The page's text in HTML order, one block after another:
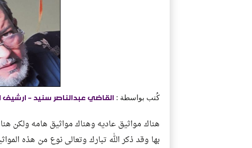
كُتب بواسطة : القاضي عبدالناصر سنيد - ارشيف
هناك مواثيق عاديه وهناك مواثيق هامه ولكن
بها وقد ذكر الله تبارك وتعالى نوع من هذه